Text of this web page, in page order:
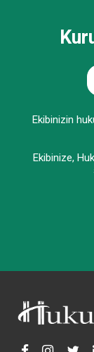
Ekibinizin
Ekibinize,